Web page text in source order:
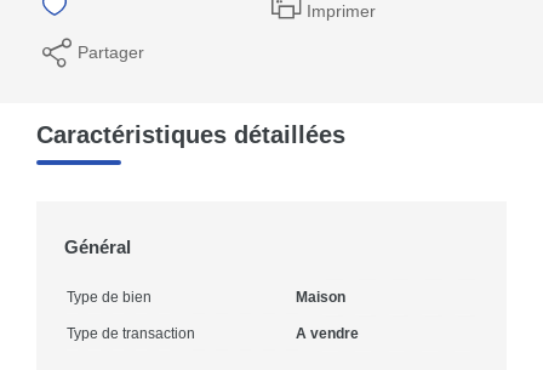
Imprimer
Partager
Caractéristiques détaillées
Général
Type de bien Maison
Type de transaction A vendre